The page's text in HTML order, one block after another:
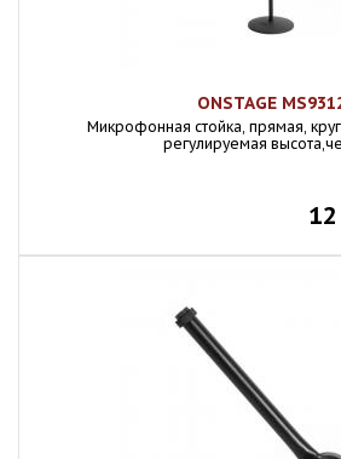
ONSTAGE
Микpoфонная стойка, прямая,
регулируемая